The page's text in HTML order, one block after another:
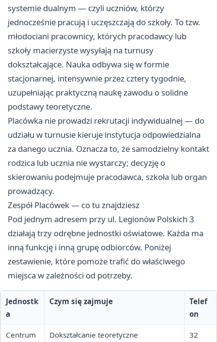
systemie dualnym — czyli uczniów, którzy
jednocześnie pracują i uczęszczają do szkoły. To tzw.
młodociani pracownicy, których pracodawcy lub
szkoły macierzyste wysyłają na turnusy
dokształcające. Nauka odbywa się w formie
stacjonarnej, intensywnie przez cztery tygodnie,
uzupełniając praktyczną naukę zawodu o solidne
podstawy teoretyczne.
Placówka nie prowadzi rekrutacji indywidualnej — do
udziału w turnusie kieruje instytucja odpowiedzialna
za danego ucznia. Oznacza to, że samodzielny kontakt
rodzica lub ucznia nie wystarczy; decyzję o
skierowaniu podejmuje pracodawca, szkoła lub organ
prowadzący.
Zespół Placówek — co tu znajdziesz
Pod jednym adresem przy ul. Legionów Polskich 3
działają trzy odrębne jednostki oświatowe. Każda ma
inną funkcję i inną grupę odbiorców. Poniżej
zestawienie, które pomoże trafić do właściwego
miejsca w zależności od potrzeby.
Jednostk
a
Czym się zajmuje
Telef
on
Centrum
Dokształcanie teoretyczne
32